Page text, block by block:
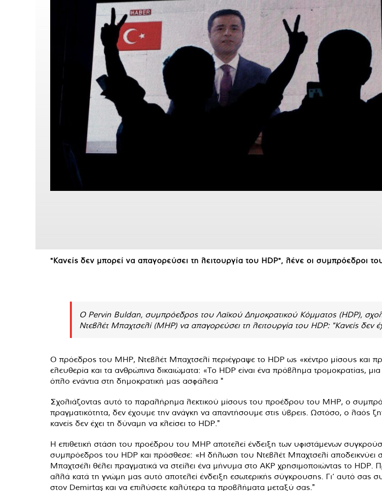
"Κανείς δεν μπορεί να απαγορεύσει τη λειτουργία του HDP", λένε οι συμπρόεδροι
Ο Pervin Buldan, συμπρόεδρος του Λαϊκού Δημοκρατικού Κόμματος (HDP),
Ντεβλέτ Μπαχτσελί (MHP) να απαγορεύσει τη λειτουργία του HDP: "Κανείς δεν
Ο πρόεδρος του MHP, Ντεβλέτ Μπαχτσελί περιέγραψε το HDP ως «κέντρο μίσους και
ελευθερία και τα ανθρώπινα δικαιώματα: «Το HDP είναι ένα πρόβλημα τρομοκρατίας,
όπλο ενάντια στη δημοκρατική μας ασφάλεια "
Σχολιάζοντας αυτό το παραλήρημα λεκτικού μίσους του προέδρου του MHP, ο
πραγματικότητα, δεν έχουμε την ανάγκη να απαντήσουμε στις ύβρεις. Ωστόσο, ο λαός
κανείς δεν έχει τη δύναμη να κλείσει το HDP."
Η επιθετική στάση του προέδρου του MHP αποτελεί ένδειξη των υφιστάμενων
συμπρόεδρος του HDP και πρόσθεσε: «Η δήλωση του Ντεβλέτ Μπαχτσελί αποδεικνύει
Μπαχτσέλι θέλει πραγματικά να στείλει ένα μήνυμα στο AKP χρησιμοποιώντας το
αλλά κατά τη γνώμη μας αυτό αποτελεί ένδειξη εσωτερικής σύγκρουσης. Γι’ αυτό σας
στον Demirtaş και να επιλύσετε καλύτερα τα προβλήματα μεταξύ σας."